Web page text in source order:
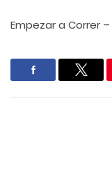
Empezar a Correr –